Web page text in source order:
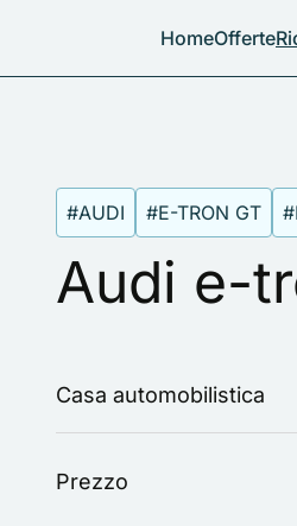
HomeOfferte
#AUDI #E-TRON GT
Audi e-
Casa automobilistica
Prezzo